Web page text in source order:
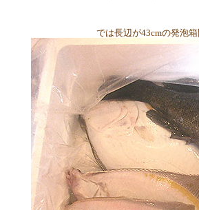
では長辺が43cmの発泡